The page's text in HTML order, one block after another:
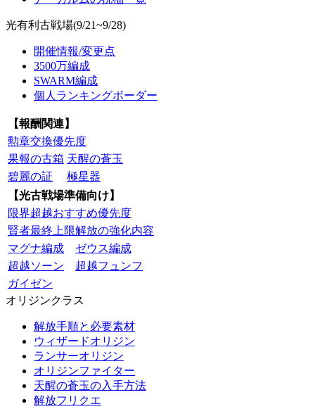
光有利古戦場(9/21~9/28)
開催情報/変更点
3500万編成
SWARM編成
個人ランキングボーダー
【報酬関連】
勲章交換優先度
果報の古箱 天醒の蒼玉
碧麗の証
極星器
【光古戦場準備向け】
限界超越おすすめ優先度
賢者最終上限解放の強化内容
マグナ編成
ゼウス編成
超越ソーン
超越フュンフ
ガイゼン
オリジンクラス
解放手順と必要素材
ウィザードオリジン
ランサーオリジン
オリジンファイター
天醒の蒼玉の入手方法
解放フリクエ